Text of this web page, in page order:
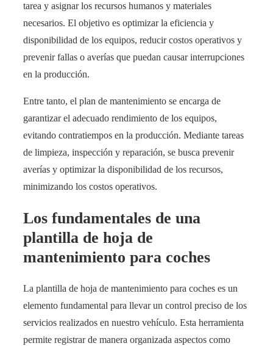
tarea y asignar los recursos humanos y materiales
necesarios. El objetivo es optimizar la eficiencia y
disponibilidad de los equipos, reducir costos operativos y
prevenir fallas o averías que puedan causar interrupciones
en la producción.
Entre tanto, el plan de mantenimiento se encarga de
garantizar el adecuado rendimiento de los equipos,
evitando contratiempos en la producción. Mediante tareas
de limpieza, inspección y reparación, se busca prevenir
averías y optimizar la disponibilidad de los recursos,
minimizando los costos operativos.
Los fundamentales de una
plantilla de hoja de
mantenimiento para coches
La plantilla de hoja de mantenimiento para coches es un
elemento fundamental para llevar un control preciso de los
servicios realizados en nuestro vehículo. Esta herramienta
permite registrar de manera organizada aspectos como